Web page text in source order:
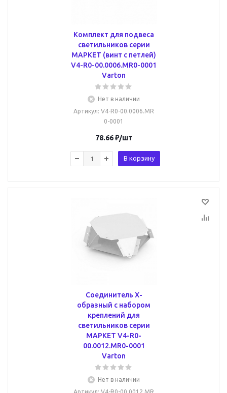
Комплект для подвеса
светильников серии
МАРКЕТ (винт с петлей)
V4-R0-00.0006.MR0-0001
Varton
Нет в наличии
Артикул: V4-R0-00.0006.MR
0-0001
78.66₽/шт
В корзину
Соединитель X-
образный с набором
креплений для
светильников серии
МАРКЕТ V4-R0-
00.0012.MR0-0001
Varton
Нет в наличии